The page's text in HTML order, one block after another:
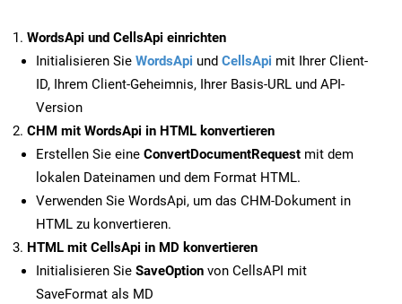
WordsApi und CellsApi einrichten
Initialisieren Sie WordsApi und CellsApi mit Ihrer Client-
ID, Ihrem Client-Geheimnis, Ihrer Basis-URL und API-
Version
CHM mit WordsApi in HTML konvertieren
Erstellen Sie eine ConvertDocumentRequest mit dem
lokalen Dateinamen und dem Format HTML.
Verwenden Sie WordsApi, um das CHM-Dokument in
HTML zu konvertieren.
HTML mit CellsApi in MD konvertieren
Initialisieren Sie SaveOption von CellsAPI mit
SaveFormat als MD